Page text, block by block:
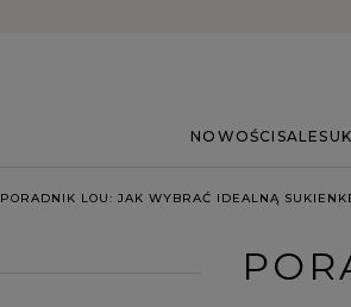
NOWOŚCI SALE
PORADNIK LOU: JAK WYBRAĆ IDEALNĄ